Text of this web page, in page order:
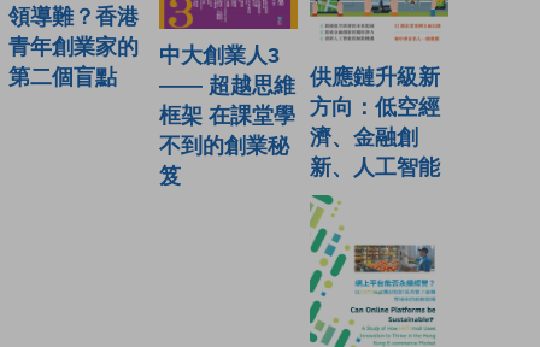
領導難？香港
青年創業家的
第二個盲點
中大創業人3
—— 超越思維
框架 在課堂學
不到的創業秘
笈
供應鏈升級新
方向：低空經
濟、金融創
新、人工智能